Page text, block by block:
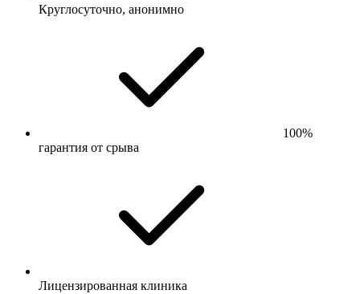
Круглосуточно, анонимно
100%
гарантия от срыва
Лицензированная клиника